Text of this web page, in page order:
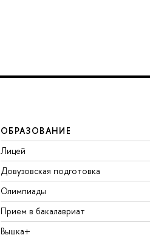
ОБРАЗОВАНИЕ
Лицей
Довузовская подготовка
Олимпиады
Прием в бакалавриат
Вышка+